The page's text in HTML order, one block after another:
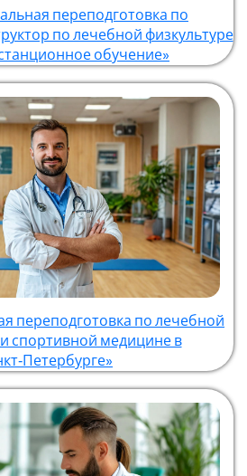
переподготовка по
по лечебной физкультуре
обучение»
переподготовка по лечебной
спортивной медицине в